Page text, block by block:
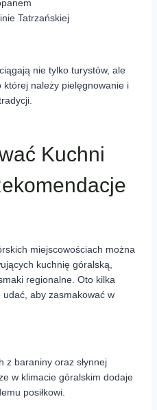
Tatrzańskiej
nie tylko turystów, ale
której należy pielęgnowanie i
Kuchni
miejscowościach można
kuchnię góralską,
regionalne. Oto kilka
aby zasmakować w
z baraniny oraz słynnej
w klimacie góralskim dodaje
posiłkowi.